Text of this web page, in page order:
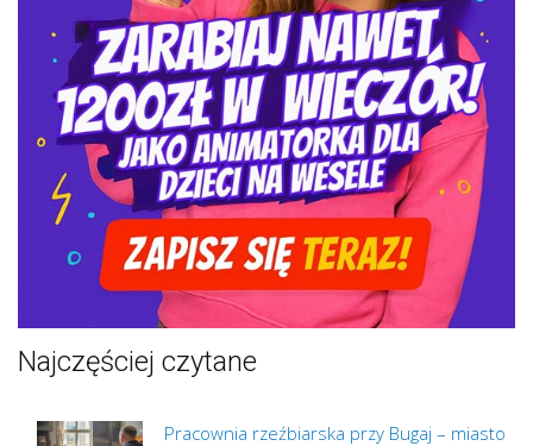
Najczęściej czytane
Pracownia rzeźbiarska przy Bugaj – miasto